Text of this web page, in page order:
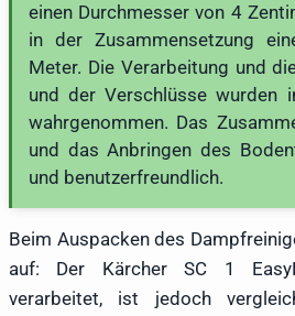
einen Durchmesser von 4
in der Zusammensetzung
Meter. Die Verarbeitung und
und der Verschlüsse wurden
wahrgenommen. Das
und das Anbringen des
und benutzerfreundlich.
Beim Auspacken des
auf: Der Kärcher SC 1
verarbeitet, ist jedoch